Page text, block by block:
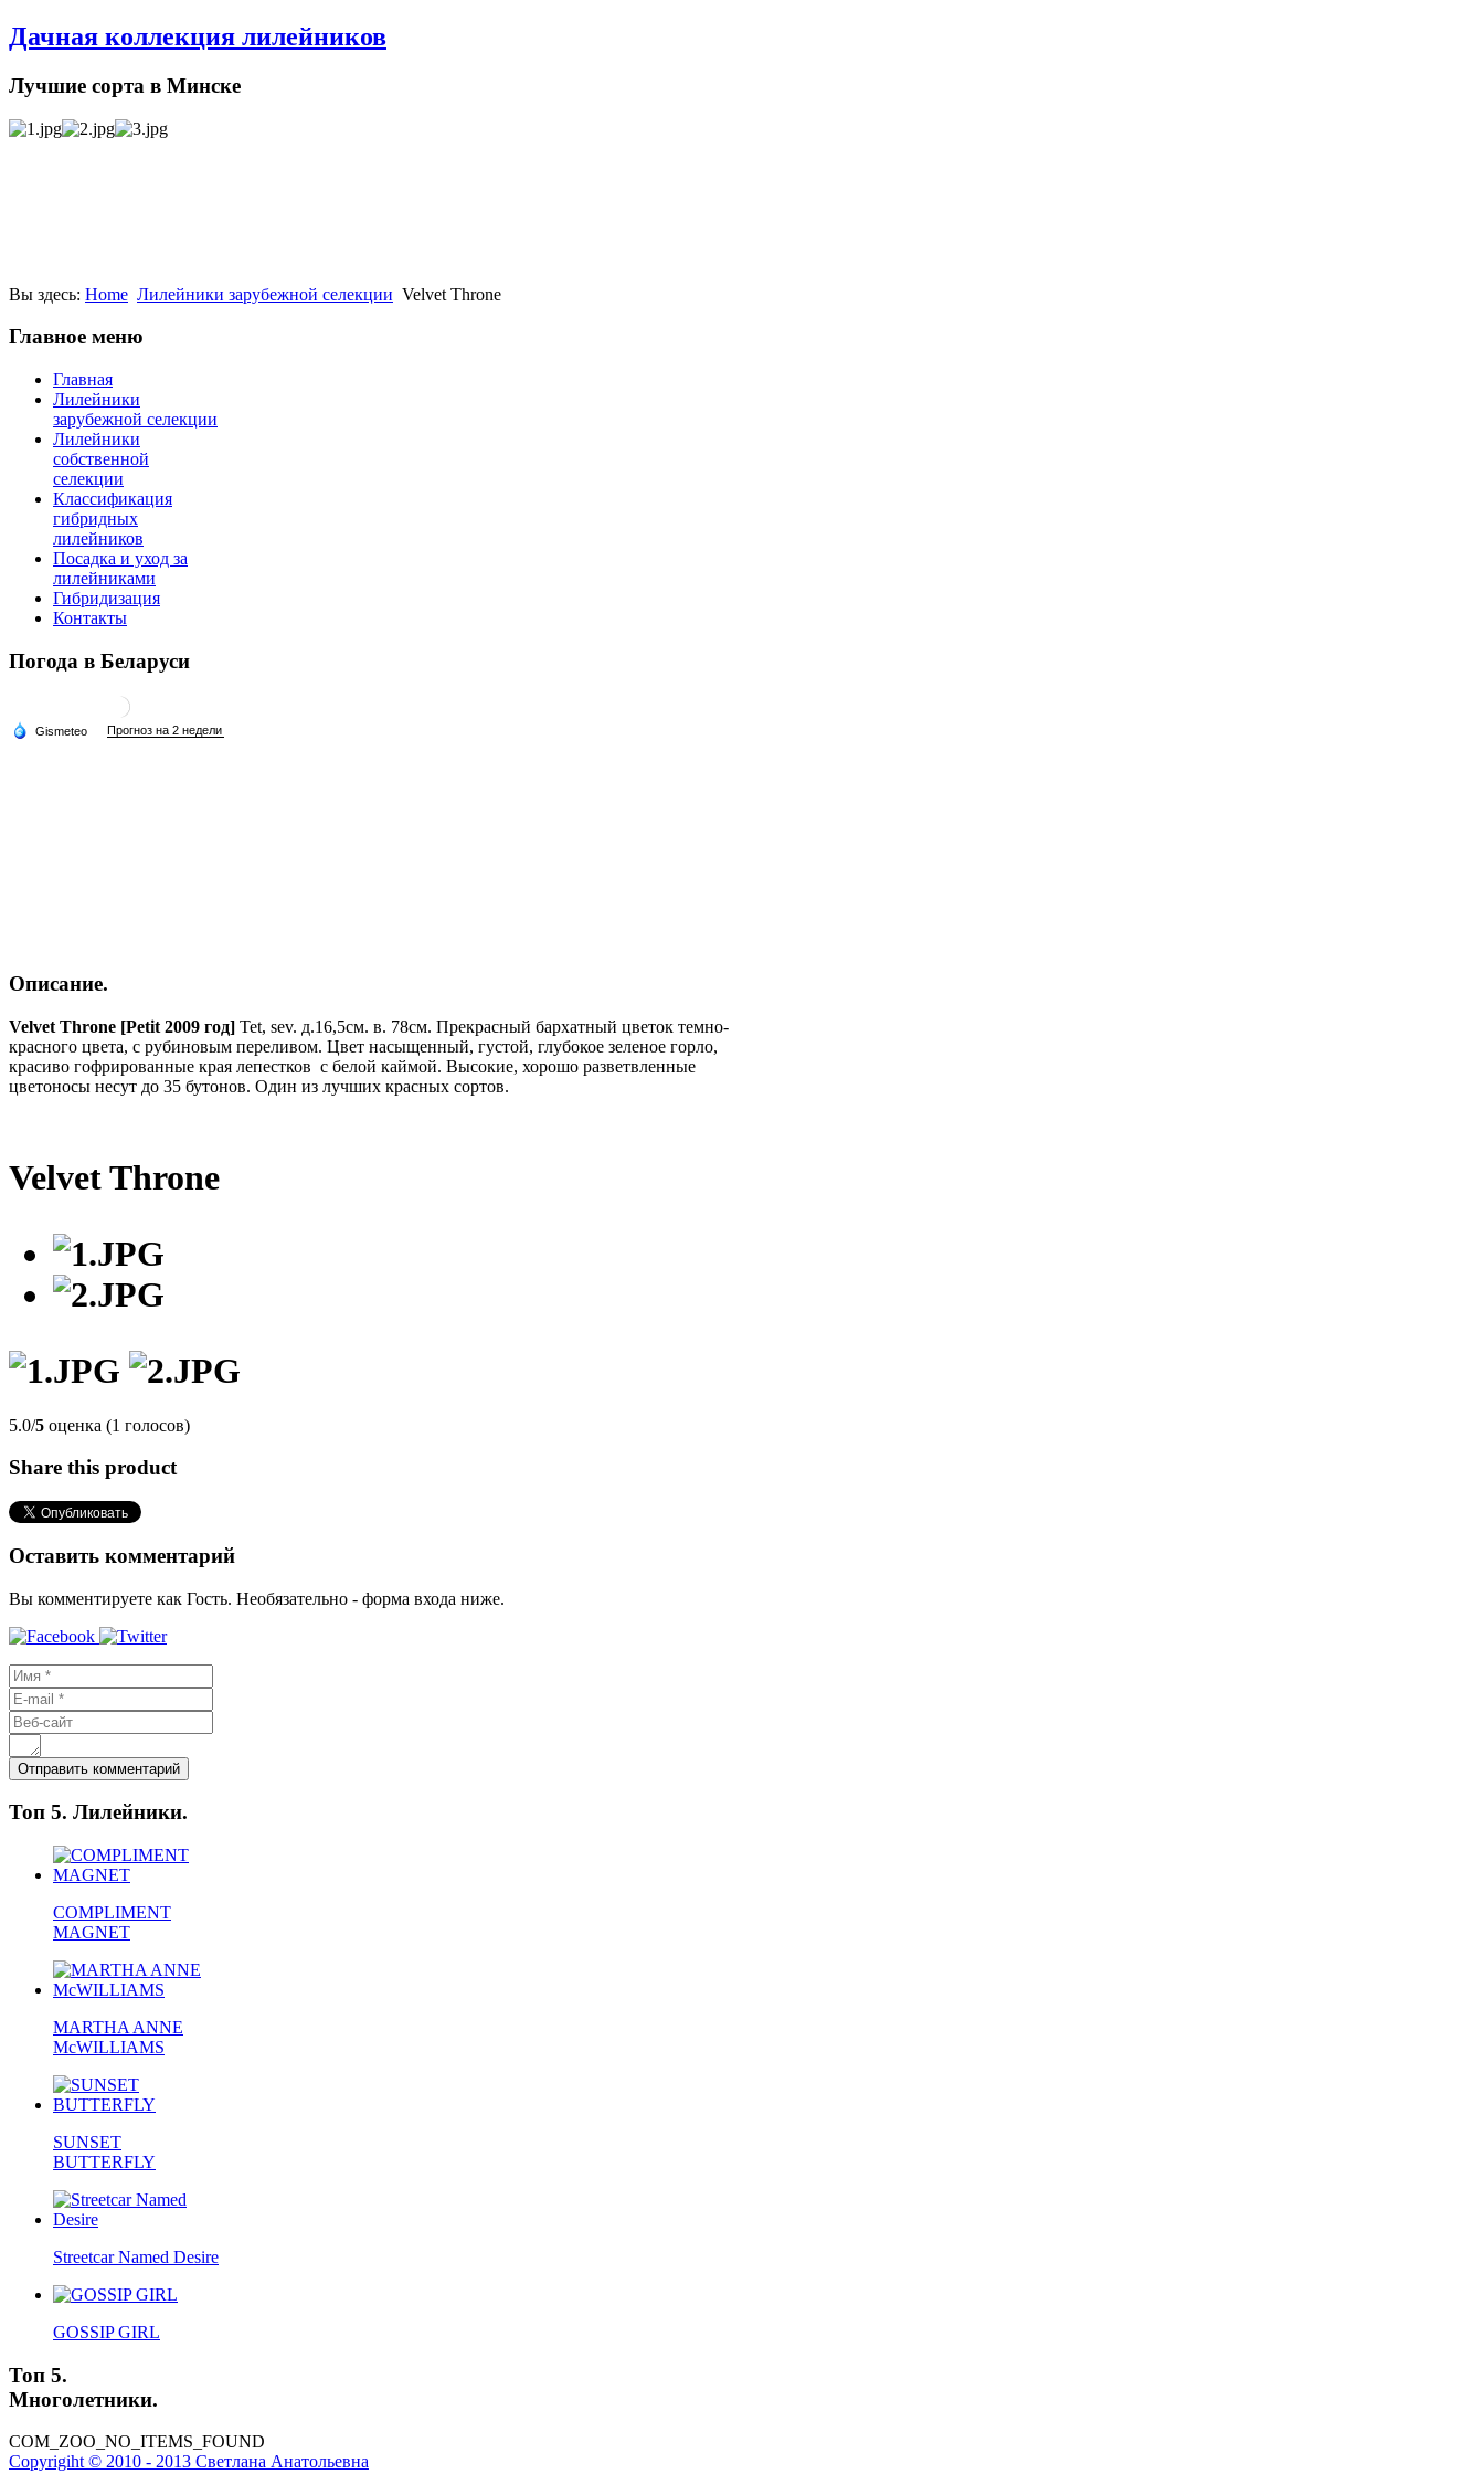
Дачная коллекция лилейников
Лучшие сорта в Минске
Вы здесь: Home Лилейники зарубежной селекции Velvet Throne
Главное меню
Главная
Лилейники
зарубежной селекции
Лилейники
собственной
селекции
Классификация
гибридных
лилейников
Посадка и уход за
лилейниками
Гибридизация
Контакты
Погода в Беларуси
Описание.
Velvet Throne [Petit 2009 год] Tet, sev. д.16,5см. в. 78см. Прекрасный бархатный цветок темно-
красного цвета, с рубиновым переливом. Цвет насыщенный, густой, глубокое зеленое горло,
красиво гофрированные края лепестков с белой каймой. Высокие, хорошо разветвленные
цветоносы несут до 35 бутонов. Один из лучших красных сортов.
Velvet Throne
5.0/5 оценка (1 голосов)
Share this product
Оставить комментарий
Вы комментируете как Гость. Необязательно - форма входа ниже.
Топ 5. Лилейники.
COMPLIMENT
MAGNET
MARTHA ANNE
McWILLIAMS
SUNSET
BUTTERFLY
Streetcar Named Desire
GOSSIP GIRL
Топ 5.
Многолетники.
COM_ZOO_NO_ITEMS_FOUND
Copyrigiht © 2010 - 2013 Светлана Анатольевна